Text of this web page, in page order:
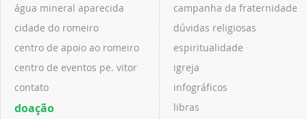
água mineral aparecida
cidade do romeiro
centro de apoio ao romeiro
centro de eventos pe. vitor
contato
doação
campanha da fraternidade
dúvidas religiosas
espiritualidade
igreja
infográficos
libras